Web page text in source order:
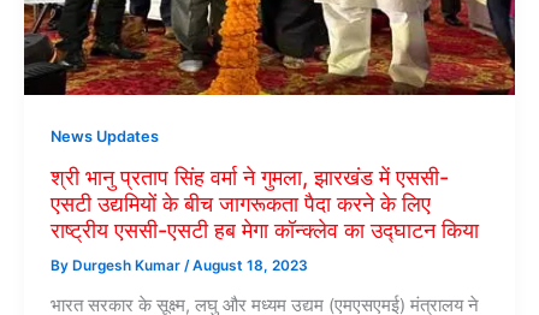
News Updates
श्री भानु प्रताप सिंह वर्मा ने गुमला, झारखंड में एससी-
एसटी उद्यमियों के बीच जागरूकता पैदा करने के लिए
राष्ट्रीय एससी-एसटी हब मेगा कॉन्क्लेव का उद्घाटन किया
By Durgesh Kumar /August 18, 2023
भारत सरकार के सूक्ष्म, लघु और मध्यम उद्यम (एमएसएमई) मंत्रालय ने